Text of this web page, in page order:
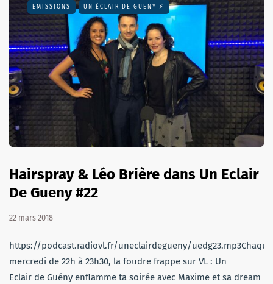
EMISSIONS UN ÉCLAIR DE GUENY ⚡️
Hairspray & Léo Brière dans Un Eclair
De Gueny #22
22 mars 2018
https://podcast.radiovl.fr/uneclairdegueny/uedg23.mp3Chaque
mercredi de 22h à 23h30, la foudre frappe sur VL : Un
Eclair de Guény enflamme ta soirée avec Maxime et sa dream